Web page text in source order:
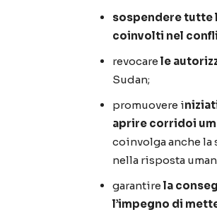
sospendere tutte
coinvolti nel
revocare le
Sudan;
promuovere i
aprire corridoi
coinvolga anche la
nella risposta
garantire la
l’impegno di